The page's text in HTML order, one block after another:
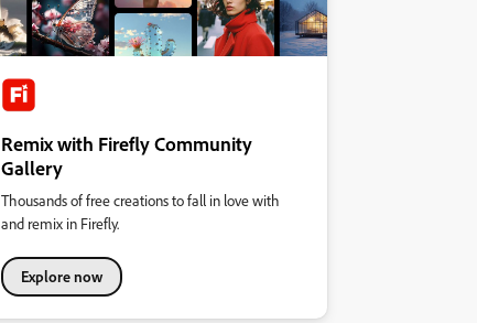
Remix with Firefly Community
Gallery
Thousands of free creations to fall in love with
and remix in Firefly.
Explore now